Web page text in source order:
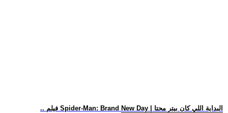
.. فيلم Spider-Man: Brand New Day | البداية اللي كان بيتر محتا